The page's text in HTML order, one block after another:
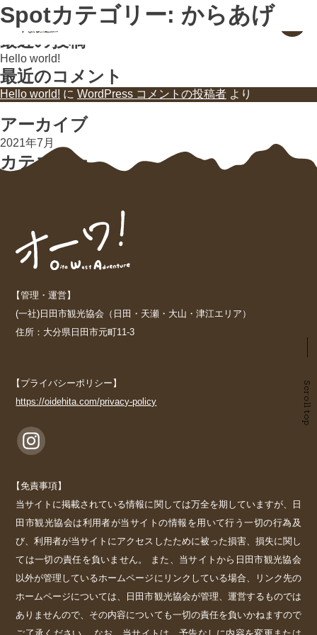
大分県 日田・九重・玖珠
お出かけガイド
Spotカテゴリー: からあげ
検索
検索
最近の投稿
Hello world!
最近のコメント
Hello world! に WordPress コメントの投稿者 より
アーカイブ
2021年7月
カテゴリー
Scroll top
【管理・運営】
(一社)日田市観光協会（日田・天瀬・大山・津江エリア）
住所：大分県日田市元町11-3
【プライバシーポリシー】
https://oidehita.com/privacy-policy
【免責事項】
当サイトに掲載されている情報に関しては万全を期していますが、日
田市観光協会は利用者が当サイトの情報を用いて行う一切の行為及
び、利用者が当サイトにアクセスしたために被った損害、損失に関し
ては一切の責任を負いません。 また、当サイトから日田市観光協会
以外が管理しているホームページにリンクしている場合、リンク先の
ホームページについては、日田市観光協会が管理、運営するものでは
ありませんので、その内容についても一切の責任を負いかねますので